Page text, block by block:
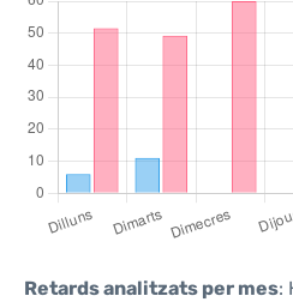
Retards analitzats per mes: